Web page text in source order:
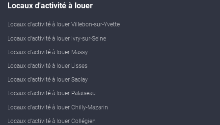
Locaux d'activité à louer
Locaux d'activité à louer Villebon-sur-Yvette
Locaux d'activité à louer Ivry-sur-Seine
Locaux d'activité à louer Massy
Locaux d'activité à louer Lisses
Locaux d'activité à louer Saclay
Locaux d'activité à louer Palaiseau
Locaux d'activité à louer Chilly-Mazarin
Locaux d'activité à louer Collégien